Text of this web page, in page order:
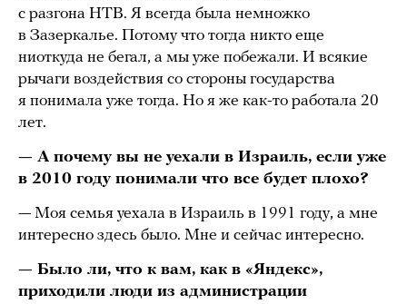
с разгона НТВ. Я всегда была немножко
в Зазеркалье. Потому что тогда никто еще
ниоткуда не бегал, а мы уже побежали. И всякие
рычаги воздействия со стороны государства
я понимала уже тогда. Но я же как-то работала 20
лет.
— А почему вы не уехали в Израиль, если уже
в 2010 году понимали что все будет плохо?
— Моя семья уехала в Израиль в 1991 году, а мне
интересно здесь было. Мне и сейчас интересно.
— Было ли, что к вам, как в «Яндекс»,
приходили люди из администрации